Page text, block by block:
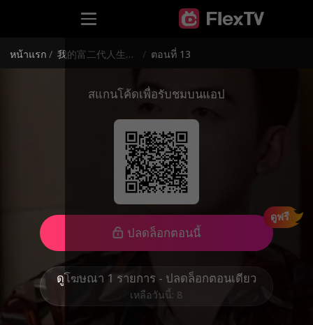
หน้าแรก / 我的富二代人生（泰语）1234 / ตอนที่ 13
สแกนโค้ดเพื่อรับชมบนแอป
ปลดล็อกตอนนี้
ดูฟรี
ดูโฆษณา 1 รายการ - ปลดล็อกตอนเดียว
เหลือวันนี้: 8